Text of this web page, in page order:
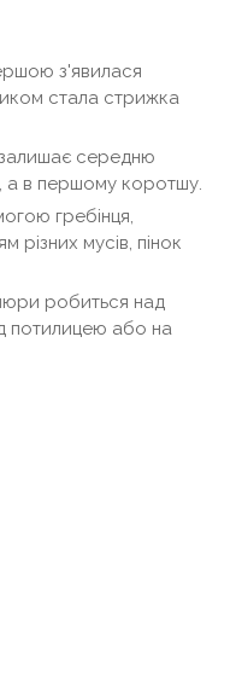
з'явилася
стала стрижка
залишає середню
а в першому коротшу.
гребінця,
різних мусів, пінок
робиться над
потилицею або на